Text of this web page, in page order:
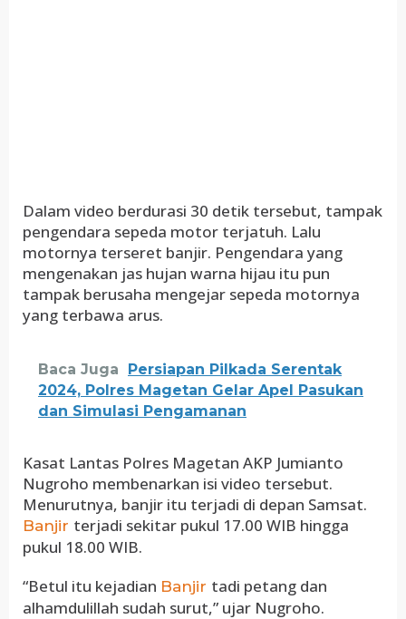
Dalam video berdurasi 30 detik tersebut, tampak
pengendara sepeda motor terjatuh. Lalu
motornya terseret banjir. Pengendara yang
mengenakan jas hujan warna hijau itu pun
tampak berusaha mengejar sepeda motornya
yang terbawa arus.
Baca Juga
Persiapan Pilkada Serentak
2024, Polres Magetan Gelar Apel Pasukan
dan Simulasi Pengamanan
Kasat Lantas Polres Magetan AKP Jumianto
Nugroho membenarkan isi video tersebut.
Menurutnya, banjir itu terjadi di depan Samsat.
Banjir terjadi sekitar pukul 17.00 WIB hingga
pukul 18.00 WIB.
“Betul itu kejadian Banjir tadi petang dan
alhamdulillah sudah surut,” ujar Nugroho.